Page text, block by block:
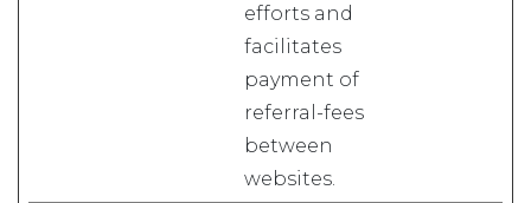
efforts and
facilitates
payment of
referral-fees
between
websites.